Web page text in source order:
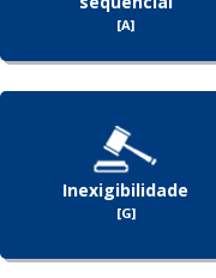
[A]
Inexigibilidade
[G]